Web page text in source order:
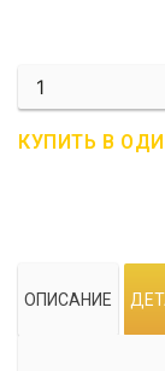
Количество
R01-
0616
"Wald
КУПИТЬ В
ОПИСАНИЕ